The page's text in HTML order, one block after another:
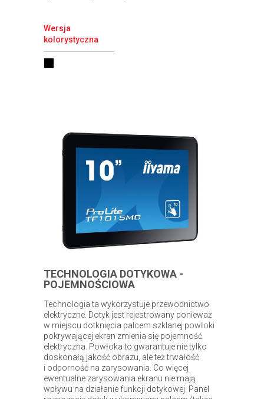
Wersja
kolorystyczna
TECHNOLOGIA DOTYKOWA -
POJEMNOŚCIOWA
Technologia ta wykorzystuje przewodnictwo
elektryczne. Dotyk jest rejestrowany ponieważ
w miejscu dotknięcia palcem szklanej powłoki
pokrywającej ekran zmienia się pojemność
elektryczna. Powłoka to gwarantuje nie tylko
doskonałą jakość obrazu, ale też trwałość
i odporność na zarysowania. Co więcej
ewentualne zarysowania ekranu nie mają
wpływu na działanie funkcji dotykowej. Panel